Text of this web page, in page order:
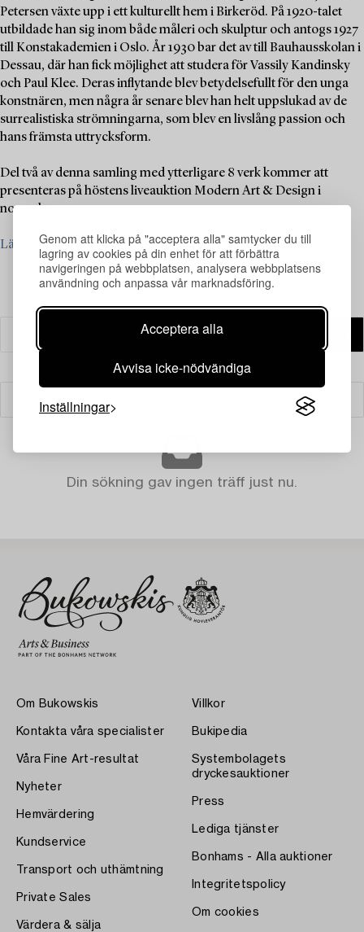
Genom att klicka på "acceptera alla" samtycker du till
lagring av cookies på din enhet för att förbättra
navigeringen på webbplatsen, analysera webbplatsens
användning och anpassa vår marknadsföring.
Acceptera alla
Avvisa icke-nödvändiga
Inställningar
Petersen växte upp i ett kulturellt hem i Birkeröd. På 1920-talet
utbildade han sig inom både måleri och skulptur och antogs 1927
till Konstakademien i Oslo. År 1930 bar det av till Bauhausskolan i
Dessau, där han fick möjlighet att studera för Vassily Kandinsky
och Paul Klee. Deras inflytande blev betydelsefullt för den unga
konstnären, men några år senare blev han helt uppslukad av de
surrealistiska strömningarna, som blev en livslång passion och
hans främsta uttrycksform.
Del två av denna samling med ytterligare 8 verk kommer att
presenteras på höstens liveauktion Modern Art & Design i
november.
Läs mer
Din sökning gav ingen träff just nu.
Om Bukowskis
Kontakta våra specialister
Våra Fine Art-resultat
Nyheter
Hemvärdering
Kundservice
Transport och uthämtning
Private Sales
Värdera & sälja
Villkor
Bukipedia
Systembolagets
dryckesauktioner
Press
Lediga tjänster
Bonhams - Alla auktioner
Integritetspolicy
Om cookies